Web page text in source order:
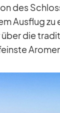
des
Aus­flug
über die